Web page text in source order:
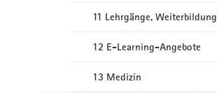
11 Lehrgänge, Weiterbildung
12 E-Learning-Angebote
13 Medizin